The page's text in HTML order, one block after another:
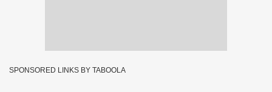
SPONSORED LINKS BY TABOOLA